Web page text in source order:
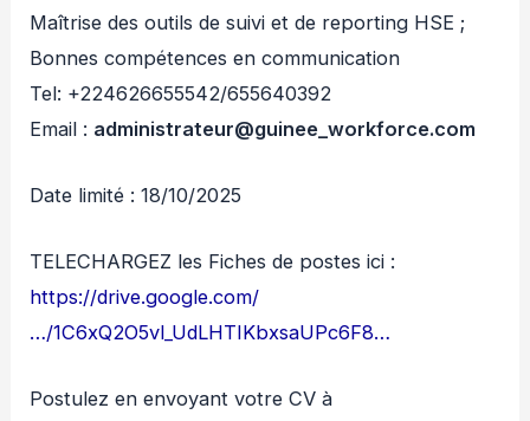
Maîtrise des outils de suivi et de reporting HSE ;
Bonnes compétences en communication
Tel: +224626655542/655640392
Email : administrateur@guinee_workforce.com
Date limité : 18/10/2025
TELECHARGEZ les Fiches de postes ici :
https://drive.google.com/
…/1C6xQ2O5vl_UdLHTIKbxsaUPc6F8…
Postulez en envoyant votre CV à